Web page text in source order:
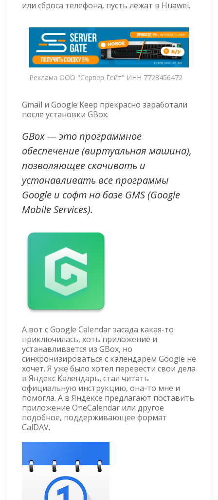
или сброса телефона, пусть лежат в Huawei.
Реклама ООО "Сервер Гейт" ИНН 7728456472
Gmail и Google Keep прекрасно заработали
после установки GBox.
GBox — это программное
обеспечение (виртуальная машина),
позволяющее скачивать и
устанавливать все программы
Google и софт на базе GMS (Google
Mobile Services).
А вот с Google Calendar засада какая-то
приключилась, хоть приложение и
устанавливается из GBox, но
синхронизироваться с календарём Google не
хочет. Я уже было хотел перевести свои дела
в Яндекс Календарь, стал читать
официальную инструкцию, она-то мне и
помогла. А в Яндексе предлагают поставить
приложение OneCalendar или другое
подобное, поддерживающее формат
CalDAV.